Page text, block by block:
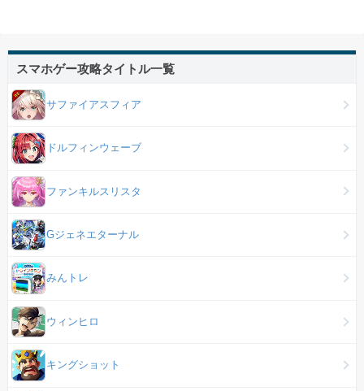
スマホゲー攻略タイトル一覧
サファイアスフィア
ドルフィンウェーブ
ファンキルスリスタ
Gジェネエターナル
みんトレ
ウィンヒロ
キングショット